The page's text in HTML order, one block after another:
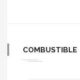
COMBUSTIBLE